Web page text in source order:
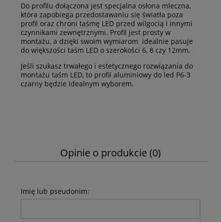
Do profilu dołączona jest specjalna osłona mleczna,
która zapobiega przedostawaniu się światła poza
profil oraz chroni taśmę LED przed wilgocią i innymi
czynnikami zewnętrznymi. Profil jest prosty w
montażu, a dzięki swoim wymiarom idealnie pasuje
do większości taśm LED o szerokości 6, 8 czy 12mm.
Jeśli szukasz trwałego i estetycznego rozwiązania do
montażu taśm LED, to profil aluminiowy do led P6-3
czarny będzie idealnym wyborem.
Opinie o produkcie (0)
Imię lub pseudonim: